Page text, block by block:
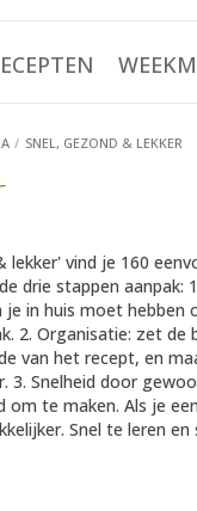
SNEL, GEZOND & LEKKER
lekker' vind je 160
drie stappen aanpak:
je in huis moet hebben
2. Organisatie: zet
van het recept, en
3. Snelheid door
te maken. Als je
Snel te leren en